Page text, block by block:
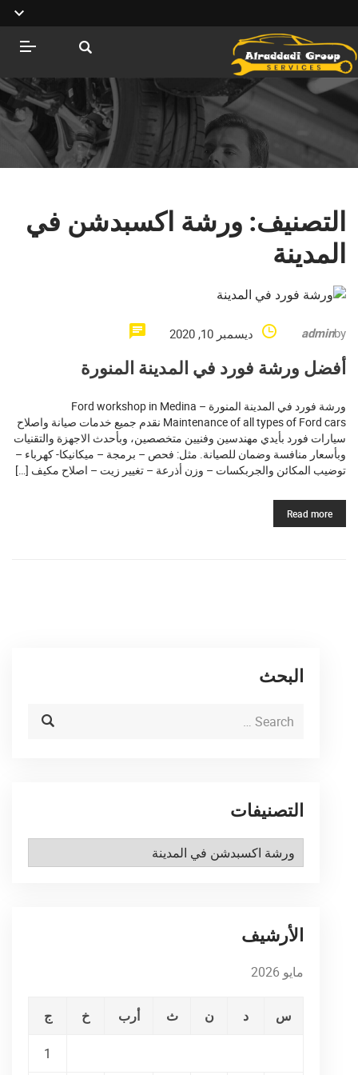
التصنيف: ورشة اكسبدشن في
المدينة
by
admin ديسمبر 10, 2020
أفضل ورشة فورد في المدينة المنورة
ورشة فورد في المدينة المنورة Ford workshop in Medina –
Maintenance of all types of Ford cars نقدم جميع خدمات صيانة واصلاح
سيارات فورد بأيدي مهندسين وفنيين متخصصين، وبأحدث الاجهزة والتقنيات
وبأسعار منافسة وضمان للصيانة. مثل: فحص – برمجة – ميكانيكا- كهرباء –
توضيب المكائن والجربكسات – وزن أذرعة – تغيير زيت – اصلاح مكيف […]
Read more
البحث
التصنيفات
التصنيفات
الأرشيف
مايو 2026
س د ن ث أرب خ ج
1